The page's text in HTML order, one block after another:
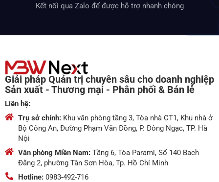
Kết nối qua Zalo để được hỗ trợ nhanh chóng
Giải pháp Quản trị chuyên sâu cho doanh nghiệp
Sản xuất - Thương mại - Phân phối & Bán lẻ
Liên hệ:
Trụ sở chính: Khu văn phòng tầng 3, Tòa nhà CT1, Khu nhà ở
Bộ Công An, Đường Phạm Văn Đồng, P. Đông Ngạc, TP. Hà
Nội
Văn phòng Miền Nam: Tầng 6, Tòa Parami, Số 140 Bạch
Đằng 2, phường Tân Sơn Hòa, Tp. Hồ Chí Minh
Hotline: 0983-492-716